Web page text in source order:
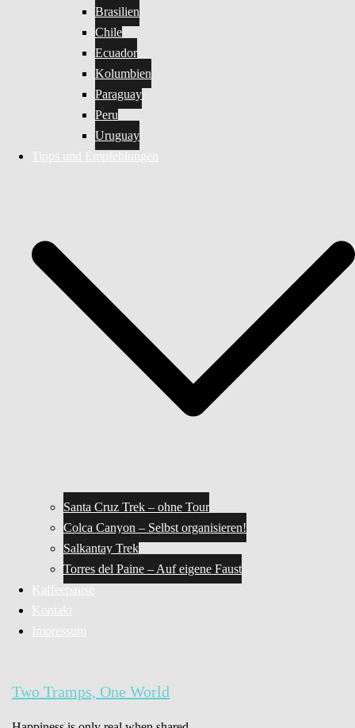
Brasilien
Chile
Ecuador
Kolumbien
Paraguay
Peru
Uruguay
Tipps und Empfehlungen
Santa Cruz Trek – ohne Tour
Colca Canyon – Selbst organisieren!
Salkantay Trek
Torres del Paine – Auf eigene Faust
Kaffeepause
Kontakt
Impressum
Two Tramps, One World